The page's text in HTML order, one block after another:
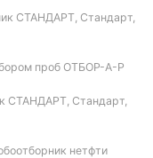
СТАНДАРТ, Стандарт,
проб ОТБОР-А-Р
СТАНДАРТ, Стандарт,
нетфти